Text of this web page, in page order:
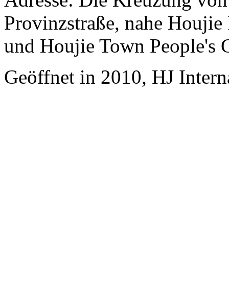
Provinzstraße, nahe
und Houjie Town People's
Geöffnet in 2010, HJ